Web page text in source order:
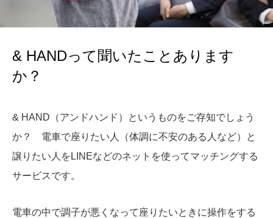
& HANDって聞いたことあります
か？
& HAND（アンドハンド）というものをご存知でしょう
か？ 電車で座りたい人（体調に不安のある人など）と
譲りたい人をLINEなどのネットを使ってマッチングする
サービスです。
電車の中で調子が悪くなって座りたいときに操作をする